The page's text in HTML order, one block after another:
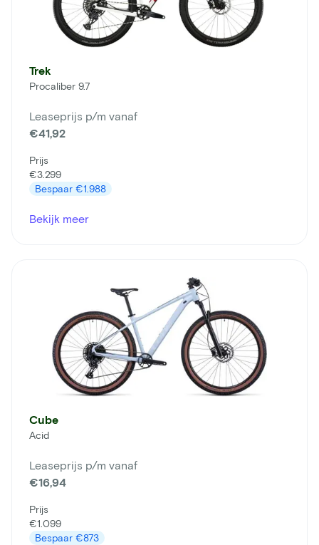
Trek
Procaliber 9.7
Leaseprijs p/m vanaf
€41,92
Prijs
€3.299
Bespaar €1.988
Bekijk meer
Cube
Acid
Leaseprijs p/m vanaf
€16,94
Prijs
€1.099
Bespaar €873